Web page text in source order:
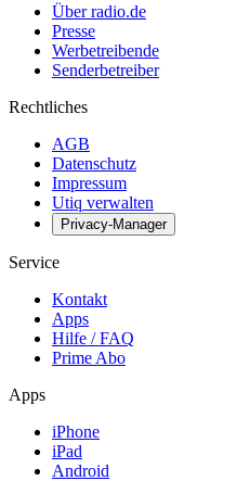
Über radio.de
Presse
Werbetreibende
Senderbetreiber
Rechtliches
AGB
Datenschutz
Impressum
Utiq verwalten
Privacy-Manager
Service
Kontakt
Apps
Hilfe / FAQ
Prime Abo
Apps
iPhone
iPad
Android